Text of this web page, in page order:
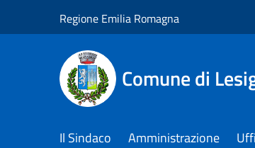
Regione Emilia Romagna
Comune di
Il Sindaco Amministrazione